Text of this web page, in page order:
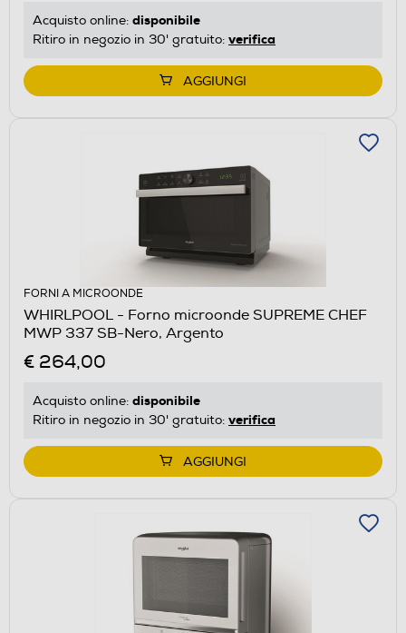
Acquisto online: disponibile
Ritiro in negozio in 30' gratuito: verifica
AGGIUNGI
FORNI A MICROONDE
WHIRLPOOL - Forno microonde SUPREME CHEF
MWP 337 SB-Nero, Argento
€ 264,00
Acquisto online: disponibile
Ritiro in negozio in 30' gratuito: verifica
AGGIUNGI